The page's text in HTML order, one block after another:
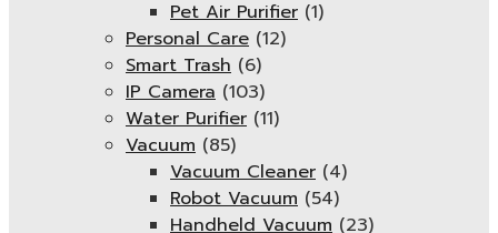
Pet Air Purifier (1)
Personal Care (12)
Smart Trash (6)
IP Camera (103)
Water Purifier (11)
Vacuum (85)
Vacuum Cleaner (4)
Robot Vacuum (54)
Handheld Vacuum (23)